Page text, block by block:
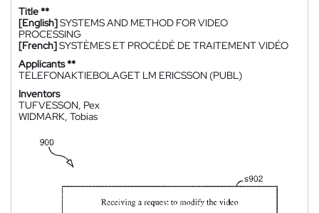
Title **
[English]SYSTEMS AND METHOD FOR VIDEO
PROCESSING
[French]SYSTÈMES ET PROCÉDÉ DE TRAITEMENT VIDÉO
Applicants **
TELEFONAKTIEBOLAGET LM ERICSSON (PUBL)
Inventors
TUFVESSON, Pex
WIDMARK, Tobias